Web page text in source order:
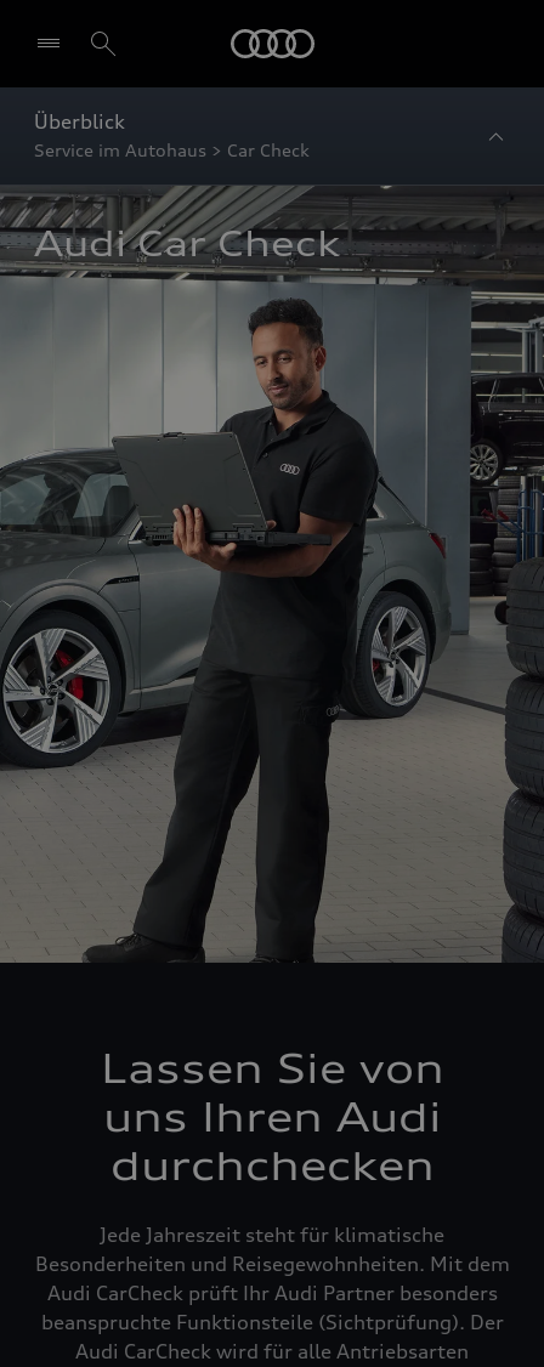
Überblick
Service im Autohaus > Car Check
Audi Car Check
Lassen Sie von
uns Ihren Audi
durchchecken
Jede Jahreszeit steht für klimatische
Besonderheiten und Reisegewohnheiten. Mit dem
Audi CarCheck prüft Ihr Audi Partner besonders
beanspruchte Funktionsteile (Sichtprüfung). Der
Audi CarCheck wird für alle Antriebsarten